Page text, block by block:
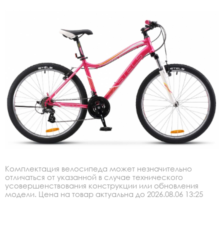
Комплектация велосипеда может незначительно
отличаться от указанной в случае технического
усовершенствования конструкции или обновления
модели. Цена на товар актуальна до 2026.08.06 13:25